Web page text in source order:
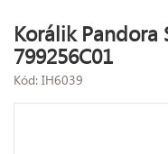
Korálik Pandora
799256C01
Kód: IH6039